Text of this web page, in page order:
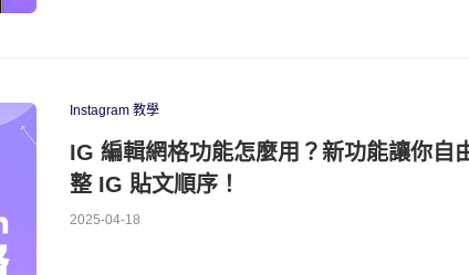
Instagram 教學
IG 編輯網格功能怎麼用？新功能讓你自
整 IG 貼文順序！
2025-04-18